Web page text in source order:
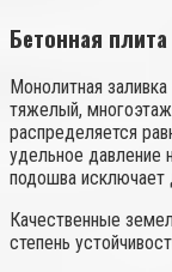
Бетонная плита
Монолитная
тяжелый,
распределяется
удельное давление
подошва
Качественные
степень